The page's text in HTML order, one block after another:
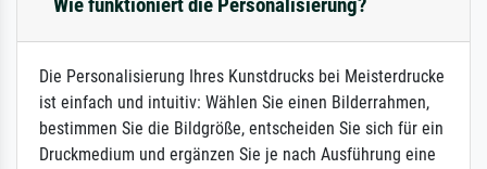
Wie funktioniert die Personalisierung?
Die Personalisierung Ihres Kunstdrucks bei Meisterdrucke
ist einfach und intuitiv: Wählen Sie einen Bilderrahmen,
bestimmen Sie die Bildgröße, entscheiden Sie sich für ein
Druckmedium und ergänzen Sie je nach Ausführung eine